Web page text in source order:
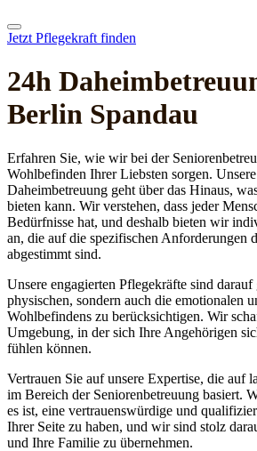
Jetzt Pflegekraft finden
24h
Berlin Spandau
Erfahren Sie, wie wir bei der
Wohlbefinden Ihrer Liebsten sorgen.
Daheimbetreuung geht über das Hinaus,
bieten kann. Wir verstehen, dass jeder
Bedürfnisse hat, und deshalb bieten wir
an, die auf die spezifischen Anforderungen
abgestimmt sind.
Unsere engagierten Pflegekräfte sind
physischen, sondern auch die emotionalen
Wohlbefindens zu berücksichtigen. Wir
Umgebung, in der sich Ihre Angehörigen
fühlen können.
Vertrauen Sie auf unsere Expertise, die auf
im Bereich der Seniorenbetreuung basiert.
es ist, eine vertrauenswürdige und
Ihrer Seite zu haben, und wir sind stolz
und Ihre Familie zu übernehmen.